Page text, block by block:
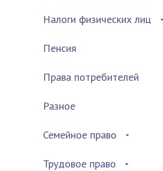
Налоги физических лиц
Пенсия
Права потребителей
Разное
Семейное право
Трудовое право